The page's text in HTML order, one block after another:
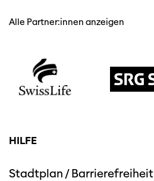
Alle Partner:innen anzeigen
HILFE
Stadtplan /Barrierefreiheit